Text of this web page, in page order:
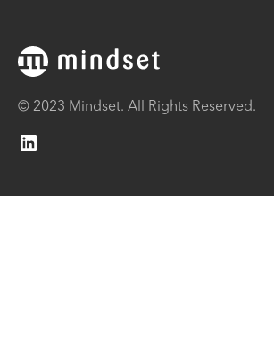
© 2023 Mindset. All Rights Reserved.